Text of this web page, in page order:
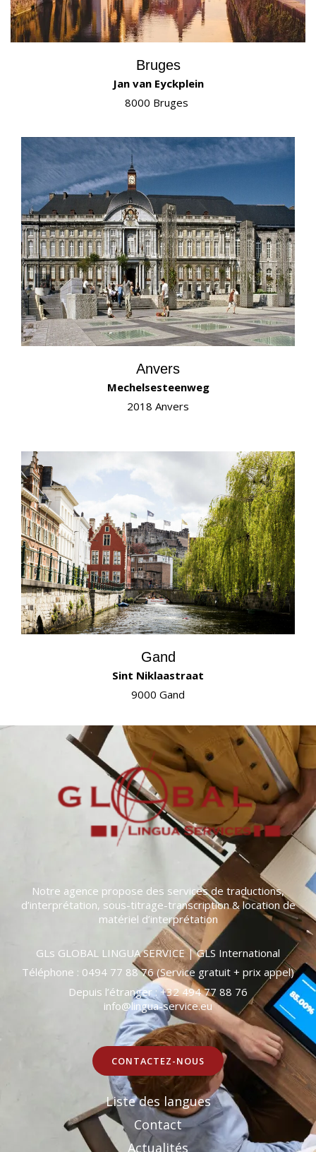
Bruges
Jan van Eyckplein
8000 Bruges
Anvers
Mechelsesteenweg
2018 Anvers
Gand
Sint Niklaastraat
9000 Gand
Notre agence propose des services de traductions,
d’interprétation, sous-titrage-transcription & location de
matériel d’interprétation
GLs GLOBAL LINGUA SERVICE | GLS International
Téléphone : 0494 77 88 76 (Service gratuit + prix appel)
Depuis l’étranger : +32 494 77 88 76
info@lingua-service.eu
CONTACTEZ-NOUS
Liste des langues
Contact
Actualités